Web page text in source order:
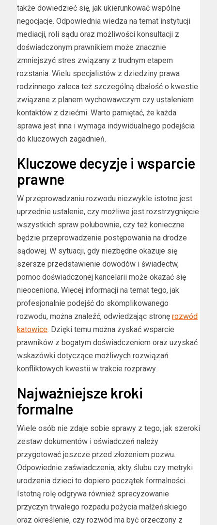
także dowiedzieć się, jak ukierunkować wspólne
negocjacje. Odpowiednia wiedza na temat instytucji
mediacji, roli sądu oraz możliwości konsultacji z
doświadczonym prawnikiem może znacznie
zmniejszyć stres związany z trudnym etapem
rozstania. Wielu specjalistów z dziedziny prawa
rodzinnego zaleca też szczególną dbałość o kwestie
związane z planem wychowawczym czy ustaleniem
kontaktów z dziećmi. Warto pamiętać, że każda
sprawa jest inna i wymaga indywidualnego podejścia
do kluczowych zagadnień.
Kluczowe decyzje i wsparcie
prawne
W przeprowadzaniu rozwodu niezwykle istotne jest
uprzednie ustalenie, czy możliwe jest rozstrzygnięcie
wszystkich spraw polubownie, czy też konieczne
będzie przeprowadzenie postępowania na drodze
sądowej. W sytuacji, gdy niezbędne okazuje się
szersze przedstawienie dowodów i świadectw,
pomoc doświadczonej kancelarii może okazać się
nieoceniona. Więcej informacji na temat tego, jak
profesjonalnie podejść do skomplikowanego
rozwodu, można znaleźć, odwiedzając stronę rozwód
katowice. Dzięki temu można zyskać wsparcie
prawników z bogatym doświadczeniem oraz uzyskać
wskazówki dotyczące możliwych rozwiązań
konfliktowych kwestii w trakcie rozprawy.
Najważniejsze kroki
formalne
Wiele osób nie zdaje sobie sprawy z tego, jak szeroki
zestaw dokumentów i oświadczeń należy
przygotować jeszcze przed złożeniem pozwu.
Odpowiednie zaświadczenia, akty ślubu czy metryki
urodzenia dzieci to dopiero początek formalności.
Istotną rolę odgrywa również sprecyzowanie
przyczyn trwałego rozpadu pożycia małżeńskiego
oraz określenie, czy rozwód ma być orzeczony z